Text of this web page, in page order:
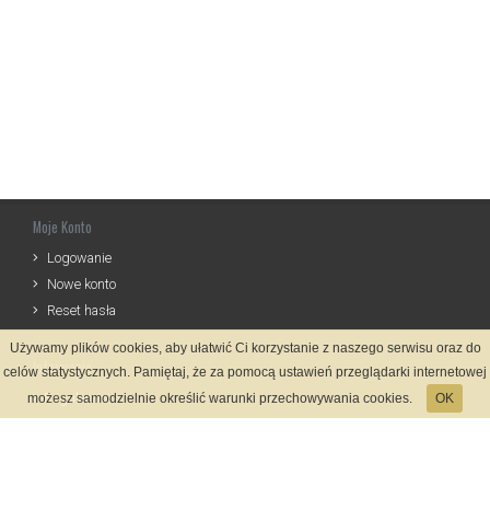
Moje Konto
Logowanie
Nowe konto
Reset hasła
Informacje
Regulamin
Używamy plików cookies, aby ułatwić Ci korzystanie z naszego serwisu oraz do
celów statystycznych. Pamiętaj, że za pomocą ustawień przeglądarki internetowej
możesz samodzielnie określić warunki przechowywania cookies.
OK